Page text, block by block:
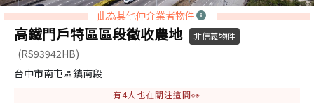
此為其他仲介業者物件
高鐵門戶特區區段徵收農地 非信義物件
(RS93942HB)
台中市南屯區鎮南段
有4人也在關注這間👀